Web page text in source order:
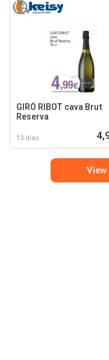
GIRÓ RIBOT cava Brut
Reserva
13 días